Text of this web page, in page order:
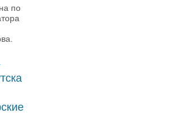
по